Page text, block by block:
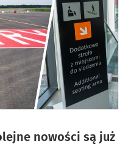
nowości są już